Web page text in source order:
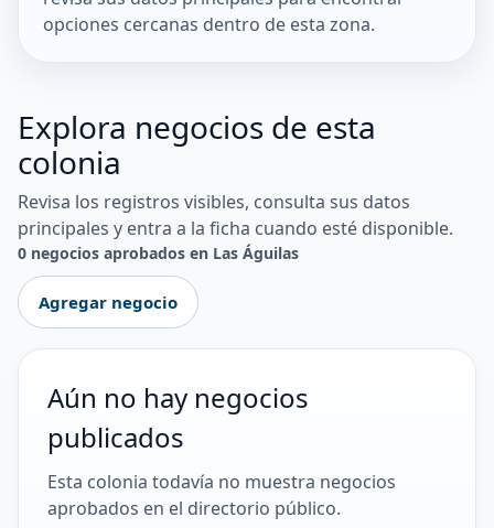
opciones cercanas dentro de esta zona.
Explora negocios de esta
colonia
Revisa los registros visibles, consulta sus datos
principales y entra a la ficha cuando esté disponible.
0 negocios aprobados en Las Águilas
Agregar negocio
Aún no hay negocios
publicados
Esta colonia todavía no muestra negocios
aprobados en el directorio público.